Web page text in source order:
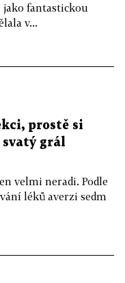
fantastickou
v...
prostě si
grál
velmi neradi. Podle
léků averzi sedm